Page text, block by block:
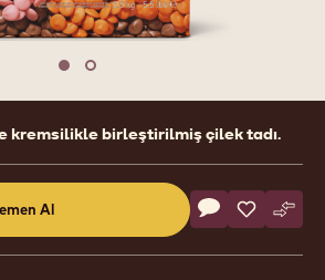
Move to slide 1
Move to slide 2
kremsilikle birleştirilmiş çilek tadı.
Al
a
Actions
Yorum yaz
- Chocolate -
Kaydet
- -